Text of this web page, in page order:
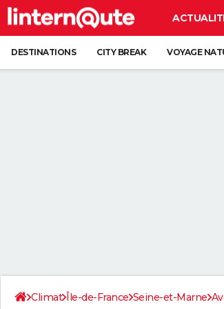
DESTINATIONS CITY BREAK VOYAGE
Climat Île-de-France Seine-et-Marne